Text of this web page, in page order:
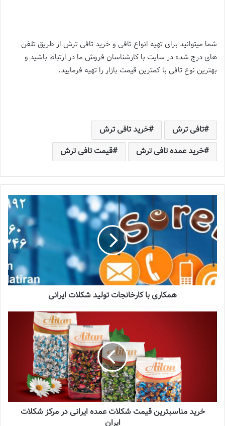
شما میتوانید برای تهیه انواع تافی و خرید تافی ترش از طریق تلفن
های درج شده در سایت با کارشناسان فروش ما در ارتباط باشید و
بهترین نوع تافی با کمترین قیمت بازار را تهیه فرمایید.
تافی ترش
خرید تافی ترش
خرید عمده تافی ترش
قیمت تافی ترش
همکاری با کارخانجات تولید شکلات ایرانی
خرید مناسبترین قیمت شکلات عمده ایرانی در مرکز شکلات
ایران